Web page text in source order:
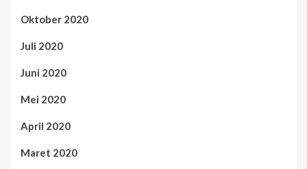
Oktober 2020
Juli 2020
Juni 2020
Mei 2020
April 2020
Maret 2020